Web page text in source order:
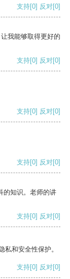
支持[0] 反对[0]
我能够取得更好的
支持[0] 反对[0]
支持[0] 反对[0]
支持[0] 反对[0]
的知识。老师的讲
支持[0] 反对[0]
和安全性保护。
支持[0] 反对[0]